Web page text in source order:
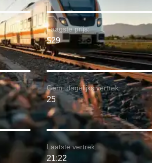
Laagste prijs:
$29
Gem. dagelijks vertrek:
25
Laatste vertrek:
21:22